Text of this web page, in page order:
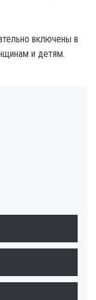
включены в
и детям.